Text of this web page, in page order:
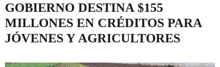
GOBIERNO DESTINA $155
MILLONES EN CRÉDITOS PARA
JÓVENES Y AGRICULTORES